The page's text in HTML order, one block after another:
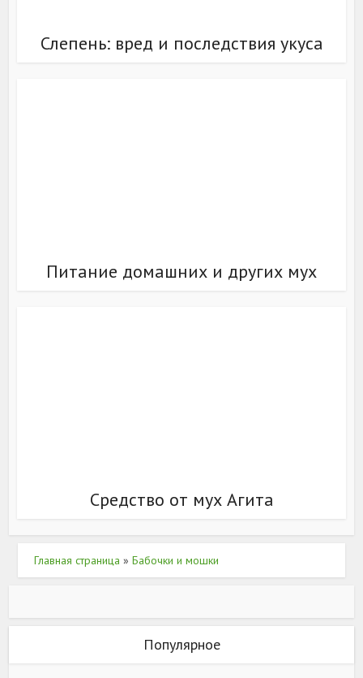
Слепень: вред и последствия укуса
Питание домашних и других мух
Средство от мух Агита
Главная страница » Бабочки и мошки
Популярное